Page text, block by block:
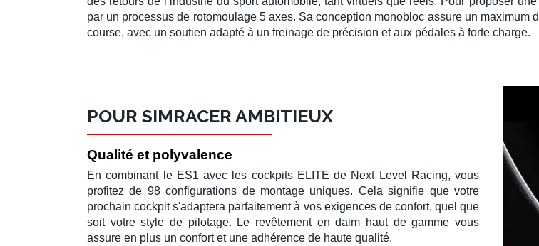
par un processus de rotomoulage 5 axes. Sa conception monobloc assure un maximum
course, avec un soutien adapté à un freinage de précision et aux pédales à forte charge.
POUR SIMRACER AMBITIEUX
Qualité et polyvalence
En combinant le ES1 avec les cockpits ELITE de Next Level Racing, vous
profitez de 98 configurations de montage uniques. Cela signifie que votre
prochaincockpits'adaptera parfaitement à vos exigences de confort, quel que
soit votre style de pilotage. Le revêtement en daim haut de gamme vous
assure en plus un confort et une adhérence de haute qualité.